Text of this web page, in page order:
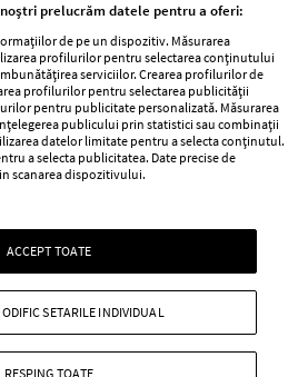
femei
Viva
Avantaje
Retete practice
ONJN nr. 821/25.09.2025.
sunt interzise minorilor.
Ringier Romania SRL
prelucrăm datele pentru a oferi:
de pe un dispozitiv. Măsurarea
profilurilor pentru selectarea conținutului
serviciilor. Crearea profilurilor de
profilurilor pentru selectarea publicității
pentru publicitate personalizată. Măsurarea
publicului prin statistici sau combinații
datelor limitate pentru a selecta conținutul.
a selecta publicitatea. Date precise de
scanarea dispozitivului.
ACCEPT TOATE
RESPING TOATE
SETARILE INDIVIDUAL